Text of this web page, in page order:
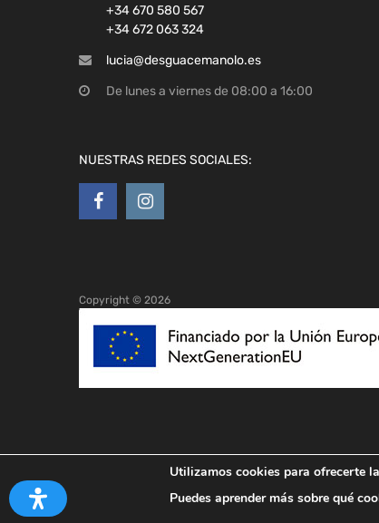
+34 670 580 567
+34 672 063 324
lucia@desguacemanolo.es
De lunes a viernes de 08:00 a 16:00
NUESTRAS REDES SOCIALES:
Copyright © 2026
Utilizamos cookies para ofrecerte
Puedes aprender más sobre qué